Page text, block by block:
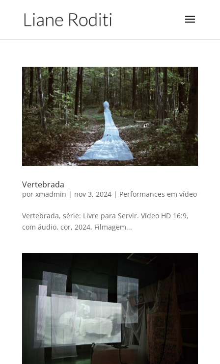
Vertebrada
por xmadmin | nov 3, 2024| Performances em vídeo
Vertebrada, série: Livre para Servir. Vídeo HD 16:9,
com áudio, cor, 2024, Filmagem...